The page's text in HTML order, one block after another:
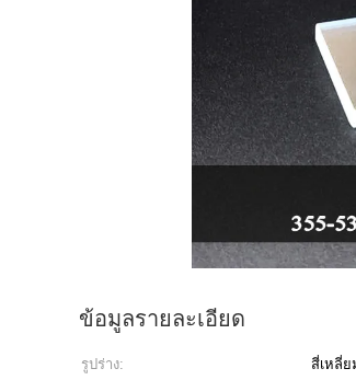
ข้อมูลรายละเอียด
รูปร่าง: สี่เหลี่ย